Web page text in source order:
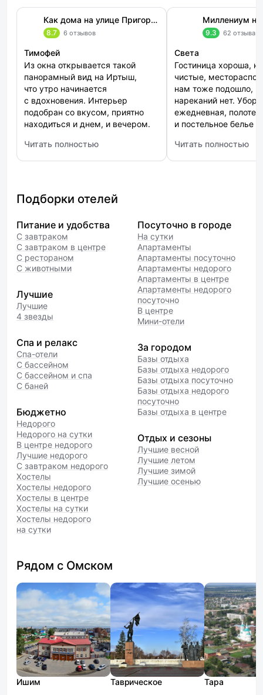
Как дома на улице Пригородная 27 корпус 2
8.7 6 отзывов
Тимофей
Из окна открывается такой
панорамный вид на Иртыш,
что утро начинается
с вдохновения. Интерьер
подобран со вкусом, приятно
находиться и днем, и вечером.
и ухоженно. Заселение прошло
быстро, контакт с хозяином был
и всё нужное поблизости. Очень
порадовало наличие кофе
Вечером было уютно
благодаря удачному освещению.
Читать полностью
: Как дома на улице Пригородная 27 корпус 2
9.3 62 отзыва
Света
Гостиница хороша,
чистые,
нам тоже подошло,
нареканий нет.
ежедневная,
и постельное белье
Завтраки вкусные
и разнообразные мы
Читать полностью
: Миллениум на
Подборки отелей
Питание и удобства
С завтраком
С завтраком в центре
С рестораном
С животными
Лучшие
Лучшие
4 звезды
Спа и релакс
Спа-отели
С бассейном
С бассейном и спа
С баней
Бюджетно
Недорого
Недорого на сутки
В центре недорого
Лучшие недорого
С завтраком недорого
Хостелы
Хостелы недорого
Хостелы в центре
Хостелы на сутки
Хостелы недорого
на сутки
Посуточно в городе
На сутки
Апартаменты
Апартаменты посуточно
Апартаменты недорого
Апартаменты в центре
Апартаменты недорого
посуточно
В центре
Мини-отели
За городом
Базы отдыха
Базы отдыха недорого
Базы отдыха посуточно
Базы отдыха недорого
посуточно
Базы отдыха в центре
Отдых и сезоны
Лучшие весной
Лучшие летом
Лучшие зимой
Лучшие осенью
Рядом с Омском
Ишим Таврическое Тара